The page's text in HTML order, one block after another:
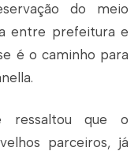
do meio
entre prefeitura e
é o caminho para
ressaltou que o
parceiros, já